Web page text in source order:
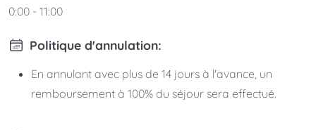
0:00 - 11:00
Politique d'annulation:
En annulant avec plus de 14 jours à l'avance, un
remboursement à 100% du séjour sera effectué.